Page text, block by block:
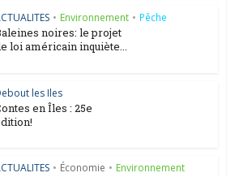
• Environnement • Pêche
noires: le projet
loi américain inquiète...
les Iles
en Îles : 25e
• Économie • Environnement